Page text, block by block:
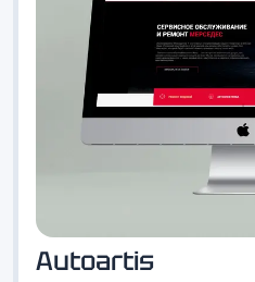
Autoartis